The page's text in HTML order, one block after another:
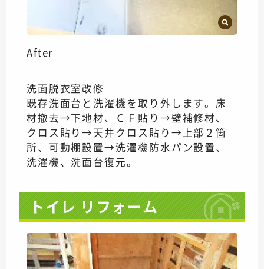
After
洗面脱衣室改修
既存洗面台と洗濯機を取り外します。床
材撤去→下地材、ＣＦ貼り→壁補修材、
クロス貼り→天井クロス貼り→上部２箇
所、可動棚設置→洗濯機防水パン設置、
洗濯機、洗面台復元。
トイレ リフォーム